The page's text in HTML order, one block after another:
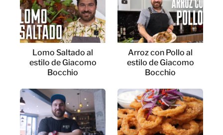
Lomo Saltado al
estilo de Giacomo
Bocchio
Arroz con Pollo al
estilo de Giacomo
Bocchio